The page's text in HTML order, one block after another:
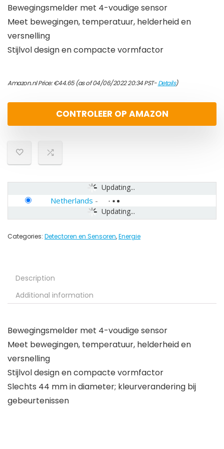
Bewegingsmelder met 4-voudige sensor
Meet bewegingen, temperatuur, helderheid en
versnelling
Stijlvol design en compacte vormfactor
Amazon.nl Price:€44.65(as of 04/06/2022 20:34 PST-Details)
CONTROLEER OP AMAZON
Updating...
Updating...
Netherlands -
Categories: Detectoren en Sensoren,Energie
Description
Additional information
Bewegingsmelder met 4-voudige sensor
Meet bewegingen, temperatuur, helderheid en
versnelling
Stijlvol design en compacte vormfactor
Slechts 44 mm in diameter; kleurverandering bij
gebeurtenissen